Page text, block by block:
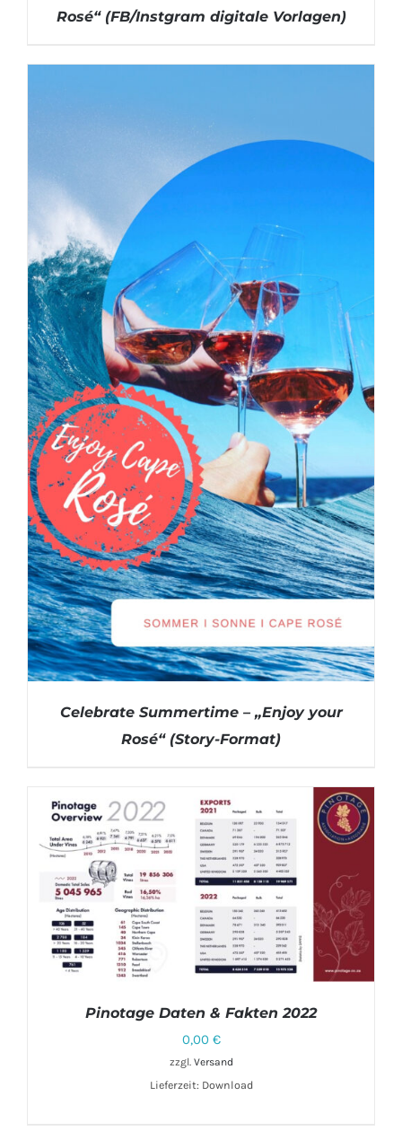
Rosé“ (FB/Instgram digitale Vorlagen)
Celebrate Summertime – „Enjoy your
Rosé“ (Story-Format)
DETAILS
Pinotage Daten & Fakten 2022
0,00 €
zzgl. Versand
Lieferzeit: Download